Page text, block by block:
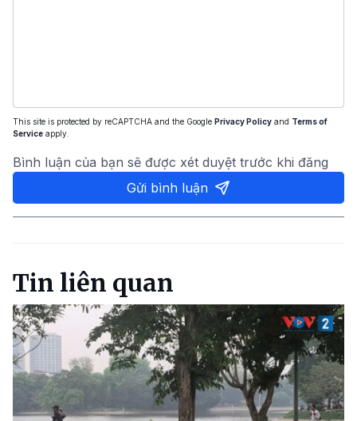
This site is protected by reCAPTCHA and the Google Privacy Policy and Terms of
Service apply.
Bình luận của bạn sẽ được xét duyệt trước khi đăng
Gửi bình luận
Tin liên quan